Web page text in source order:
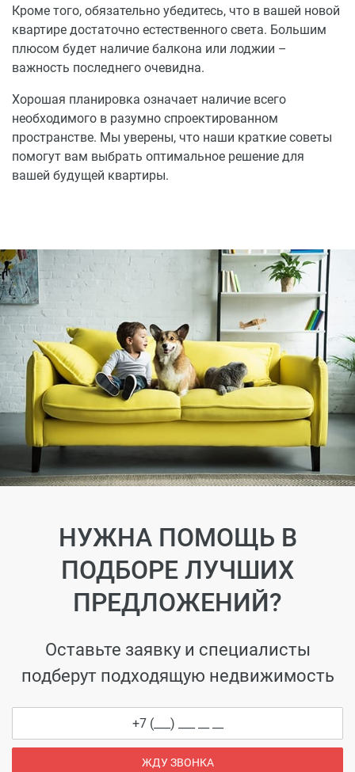
Кроме того, обязательно убедитесь, что в вашей новой
квартире достаточно естественного света. Большим
плюсом будет наличие балкона или лоджии –
важность последнего очевидна.
Хорошая планировка означает наличие всего
необходимого в разумно спроектированном
пространстве. Мы уверены, что наши краткие советы
помогут вам выбрать оптимальное решение для
вашей будущей квартиры.
НУЖНА ПОМОЩЬ В
ПОДБОРЕ ЛУЧШИХ
ПРЕДЛОЖЕНИЙ?
Оставьте заявку и специалисты
подберут подходящую недвижимость
ЖДУ ЗВОНКА